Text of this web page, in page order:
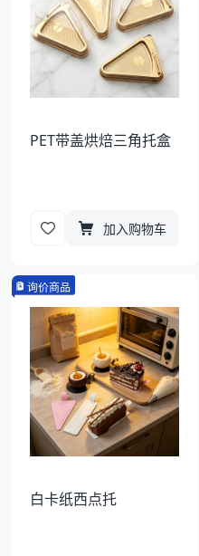
PET带盖烘焙三角托盒
加入购物车
询价商品
白卡纸西点托